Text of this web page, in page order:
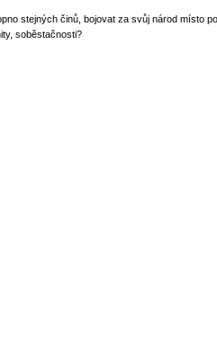
stejných činů, bojovat za svůj národ místo
soběstačnosti?